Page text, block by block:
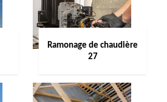
Ramonage de chaudière
27